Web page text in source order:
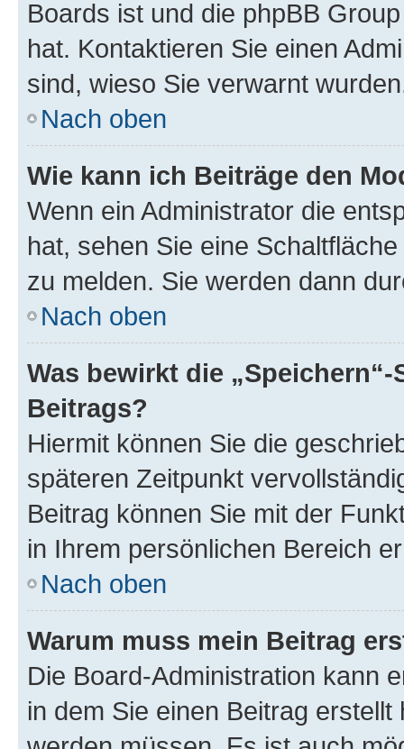
Boards ist und die phpBB
hat. Kontaktieren Sie einen
sind, wieso Sie verwarnt
Nach oben
Wie kann ich Beiträge den
Wenn ein Administrator die
hat, sehen Sie eine
zu melden. Sie werden dann
Nach oben
Was bewirkt die
Beitrags?
Hiermit können Sie die
späteren Zeitpunkt
Beitrag können Sie mit der
in Ihrem persönlichen Bereich
Nach oben
Warum muss mein Beitrag
Die Board-Administration kann
in dem Sie einen Beitrag